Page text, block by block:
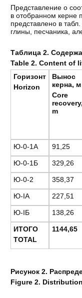
Представление о
в отобранном керне
представлено в
глины, песчаника,
Таблица 2.
Table 2. Content of
Горизонт
Horizon
Вынос
керна, м
Core
recovery,
m
Ю-0-1А 91,25
Ю-0-1Б 329,26
Ю-0-2 358,37
Ю-IА 227,51
Ю-IБ 138,26
ИТОГО
TOTAL
1144,65
Рисунок 2.
Figure 2.